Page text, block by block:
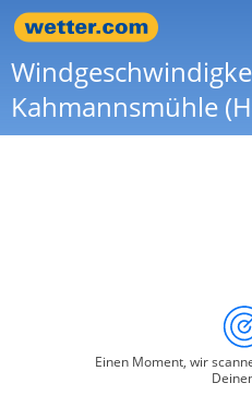
Kahmannsmühle
Einen Moment, wir